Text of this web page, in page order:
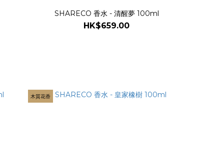
SHARECO 香水 - 清醒夢 100ml
HK$659.00
木質花香